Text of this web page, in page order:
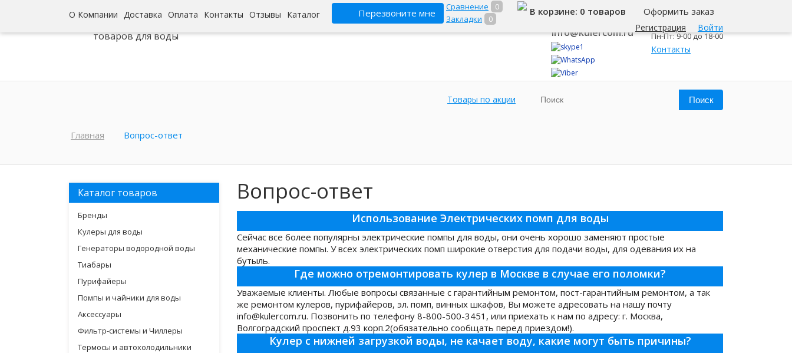
О Компании Доставка Оплата Контакты Отзывы Каталог Перезвоните мне
Сравнение
0
Закладки
0
Регистрация Войти
В корзине: 0 товаров Оформить заказ
Интернет-гипермаркет
товаров для воды
8 800 500-345-1
info@kulercom.ru
Самара
Пн-Пт: 9-00 до 18-00
Контакты
Товары по акции
Главная Вопрос-ответ
Каталог товаров
Бренды
Кулеры для воды
Генераторы водородной воды
Тиабары
Пурифайеры
Помпы и чайники для воды
Аксессуары
Фильтр-системы и Чиллеры
Термосы и автохолодильники
Вопрос-ответ
Использование Электрических помп для воды
Сейчас все более популярны электрические помпы для воды, они очень хорошо заменяют простые
механические помпы. У всех электрических помп широкие отверстия для подачи воды, для одевания их на
бутыль.
Где можно отремонтировать кулер в Москве в случае его поломки?
Уважаемые клиенты. Любые вопросы связанные с гарантийным ремонтом, пост-гарантийным ремонтом, а так
же ремонтом кулеров, пурифайеров, эл. помп, винных шкафов, Вы можете адресовать на нашу почту
info@kulercom.ru. Позвонить по телефону 8-800-500-3451, или приехать к нам по адресу: г. Москва,
Волгоградский проспект д.93 корп.2(обязательно сообщать перед приездом!).
Кулер с нижней загрузкой воды, не качает воду, какие могут быть причины?